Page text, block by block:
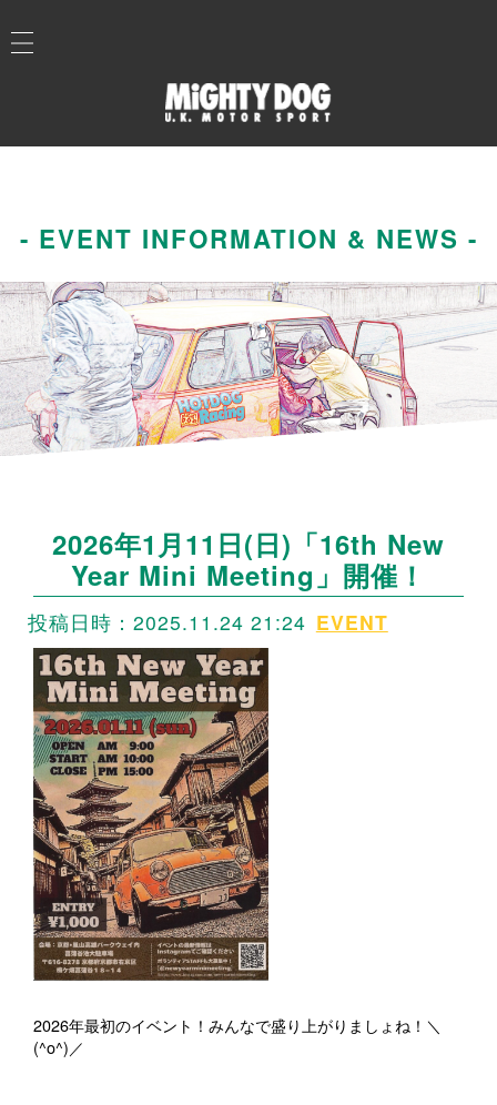
- EVENT INFORMATION & NEWS -
2026年1月11日(日)「16th New
Year Mini Meeting」開催！
投稿日時：2025.11.24 21:24 EVENT
2026年最初のイベント！みんなで盛り上がりましょね！＼
(^o^)／